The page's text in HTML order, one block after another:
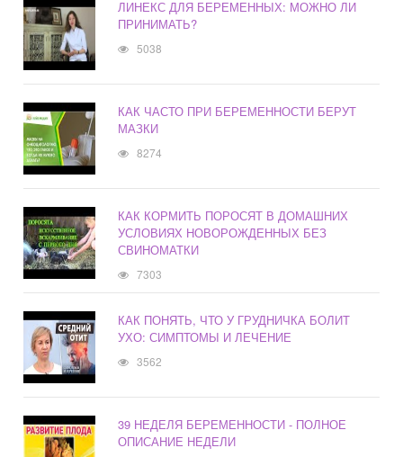
ЛИНЕКС ДЛЯ БЕРЕМЕННЫХ: МОЖНО ЛИ
ПРИНИМАТЬ?
5038
КАК ЧАСТО ПРИ БЕРЕМЕННОСТИ БЕРУТ
МАЗКИ
8274
КАК КОРМИТЬ ПОРОСЯТ В ДОМАШНИХ
УСЛОВИЯХ НОВОРОЖДЕННЫХ БЕЗ
СВИНОМАТКИ
7303
КАК ПОНЯТЬ, ЧТО У ГРУДНИЧКА БОЛИТ
УХО: СИМПТОМЫ И ЛЕЧЕНИЕ
3562
39 НЕДЕЛЯ БЕРЕМЕННОСТИ - ПОЛНОЕ
ОПИСАНИЕ НЕДЕЛИ